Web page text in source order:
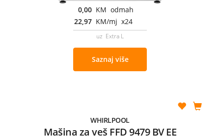
0,00 KM odmah
22,97 KM/mj x24
uz Extra L
Saznaj više
WHIRLPOOL
Mašina za veš FFD 9479 BV EE